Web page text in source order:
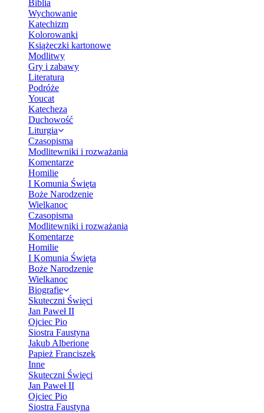
Biblia
Wychowanie
Katechizm
Kolorowanki
Książeczki kartonowe
Modlitwy
Gry i zabawy
Literatura
Podróże
Youcat
Katecheza
Duchowość
Liturgia
Czasopisma
Modlitewniki i rozważania
Komentarze
Homilie
I Komunia Święta
Boże Narodzenie
Wielkanoc
Czasopisma
Modlitewniki i rozważania
Komentarze
Homilie
I Komunia Święta
Boże Narodzenie
Wielkanoc
Biografie
Skuteczni Święci
Jan Paweł II
Ojciec Pio
Siostra Faustyna
Jakub Alberione
Papież Franciszek
Inne
Skuteczni Święci
Jan Paweł II
Ojciec Pio
Siostra Faustyna